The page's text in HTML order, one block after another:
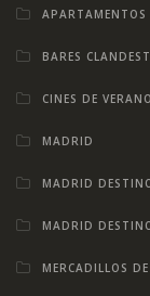
BARES
CINES DE VERANO
MADRID
MADRID
MADRID
MERCADILLOS